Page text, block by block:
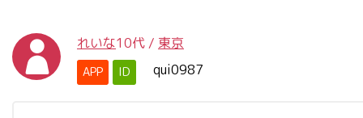
れいな10代 / 東京
APP ID qui0987